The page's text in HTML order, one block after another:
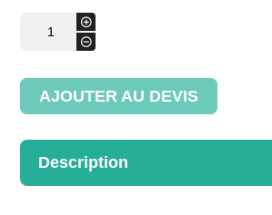
-
plateaux
+
AJOUTER AU DEVIS
Description